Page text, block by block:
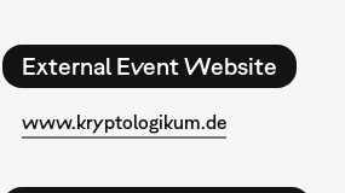
External Event Website
www.kryptologikum.de